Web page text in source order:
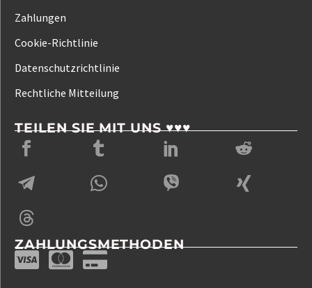
Zahlungen
Cookie-Richtlinie
Datenschutzrichtlinie
Rechtliche Mitteilung
TEILEN SIE MIT UNS ♥♥♥
ZAHLUNGSMETHODEN